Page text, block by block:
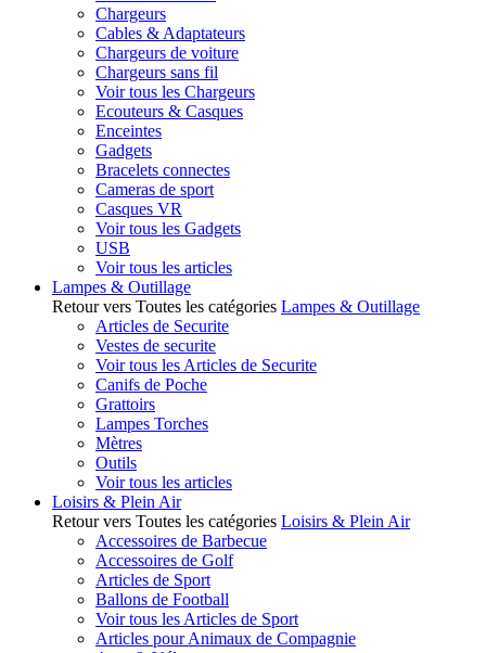
Chargeurs
Cables & Adaptateurs
Chargeurs de voiture
Chargeurs sans fil
Voir tous les Chargeurs
Ecouteurs & Casques
Enceintes
Gadgets
Bracelets connectes
Cameras de sport
Casques VR
Voir tous les Gadgets
USB
Voir tous les articles
Lampes & Outillage
Retour vers Toutes les catégories Lampes & Outillage
Articles de Securite
Vestes de securite
Voir tous les Articles de Securite
Canifs de Poche
Grattoirs
Lampes Torches
Mètres
Outils
Voir tous les articles
Loisirs & Plein Air
Retour vers Toutes les catégories Loisirs & Plein Air
Accessoires de Barbecue
Accessoires de Golf
Articles de Sport
Ballons de Football
Voir tous les Articles de Sport
Articles pour Animaux de Compagnie